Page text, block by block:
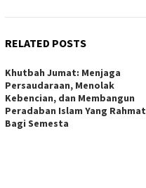
RELATED POSTS
Khutbah Jumat: Menjaga
Persaudaraan, Menolak
Kebencian, dan Membangun
Peradaban Islam Yang Rahmat
Bagi Semesta